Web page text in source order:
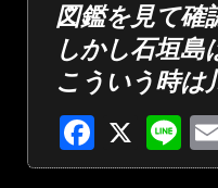
図鑑を見て確
しかし石垣島
こういう時は
X